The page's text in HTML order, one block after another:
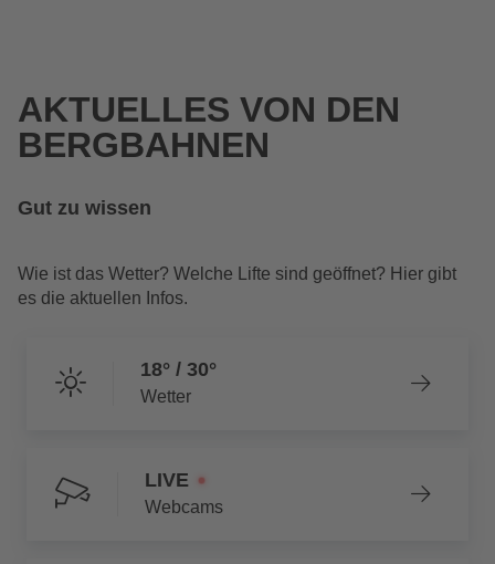
AKTUELLES VON DEN
BERGBAHNEN
Gut zu wissen
Wie ist das Wetter? Welche Lifte sind geöffnet? Hier gibt
es die aktuellen Infos.
18° / 30°
Wetter
LIVE
Webcams